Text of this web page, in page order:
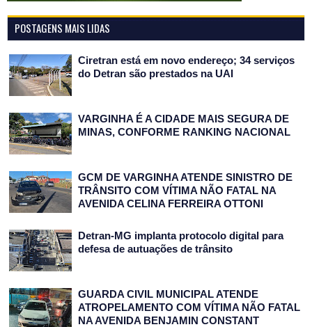
POSTAGENS MAIS LIDAS
Ciretran está em novo endereço; 34 serviços
do Detran são prestados na UAI
VARGINHA É A CIDADE MAIS SEGURA DE
MINAS, CONFORME RANKING NACIONAL
GCM DE VARGINHA ATENDE SINISTRO DE
TRÂNSITO COM VÍTIMA NÃO FATAL NA
AVENIDA CELINA FERREIRA OTTONI
Detran-MG implanta protocolo digital para
defesa de autuações de trânsito
GUARDA CIVIL MUNICIPAL ATENDE
ATROPELAMENTO COM VÍTIMA NÃO FATAL
NA AVENIDA BENJAMIN CONSTANT